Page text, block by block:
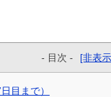
- 目次 - [非表
目まで）